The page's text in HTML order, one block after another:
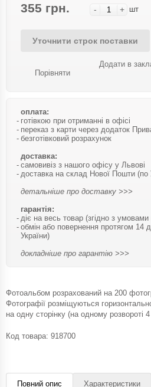
355 грн. - + шт
Уточнити строк поставки
Порівняти
Додати в
оплата:
готівкою при отриманні в офісі
переказ з карти через додаток
безготівковий розрахунок
доставка:
самовивіз з нашого офісу у Львові
доставка на склад Нової Пошти (по
детальніше про доставку >>>
гарантія:
діє на весь товар (згідно з
обмін або повернення протягом 14
України)
докладніше про гарантію >>>
Фотоальбом розрахований на 200
Фотографії розміщуються
на одну сторінку (на одному розвороті
Код товара: 918700
Повний опис Характеристики